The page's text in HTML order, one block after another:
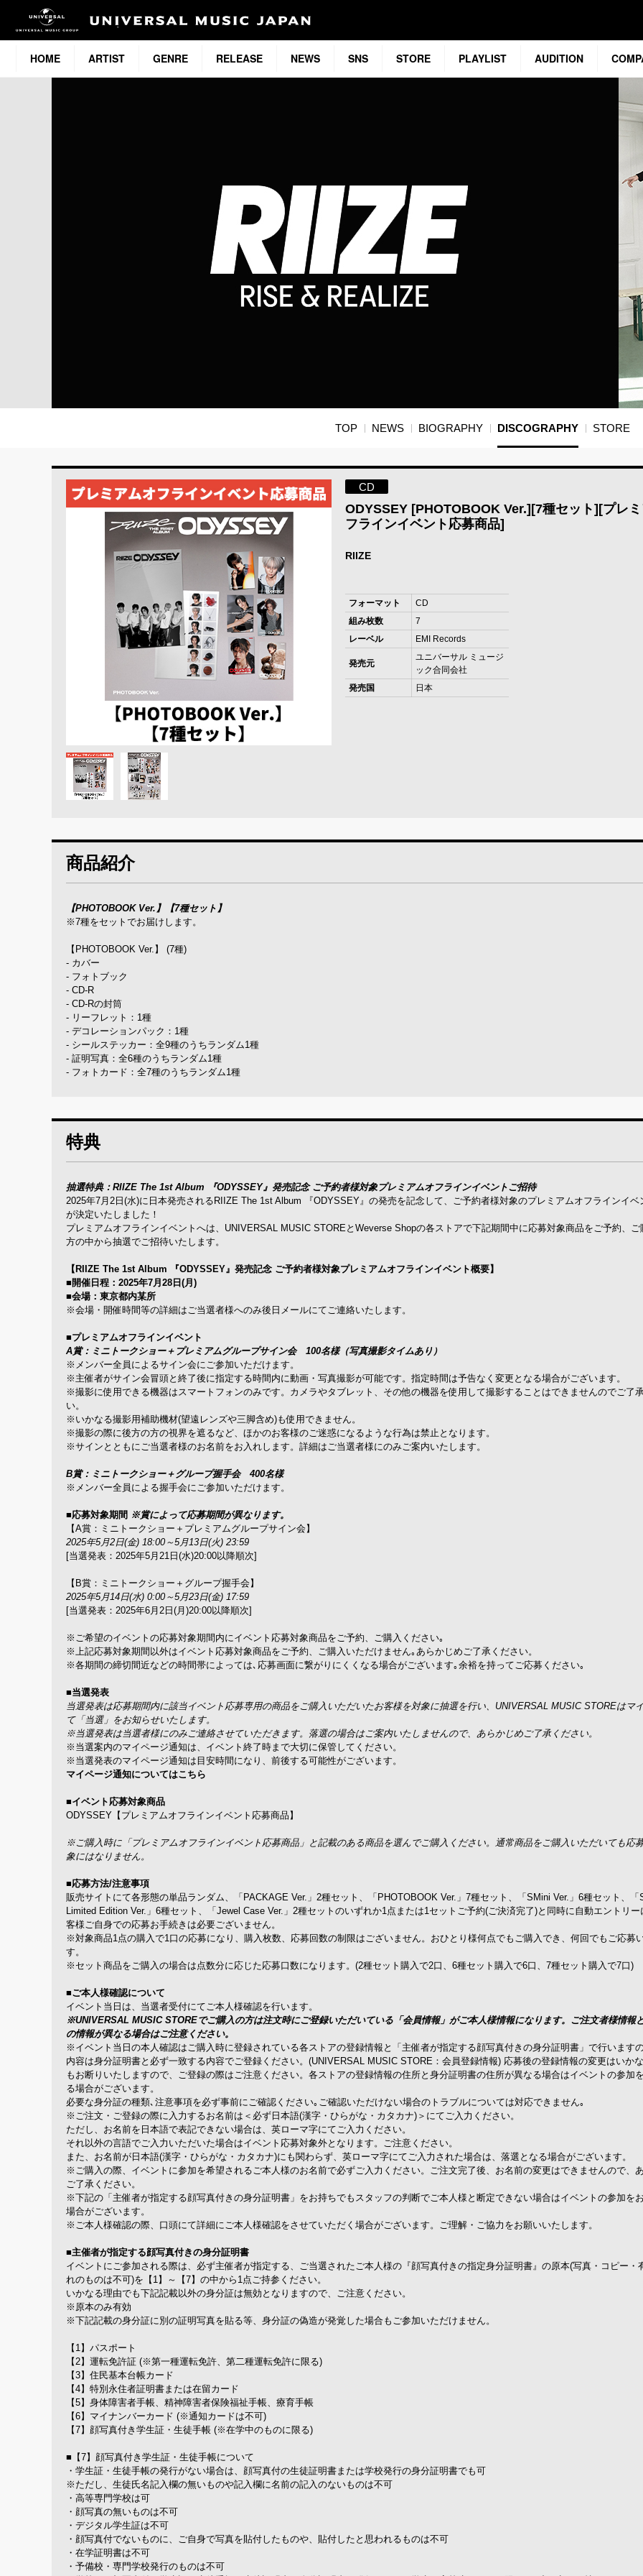
HOME ARTIST GENRE RELEASE NEWS SNS STORE PLAYLIST AUDITION
TOP NEWS BIOGRAPHY DISCOGRAPHY STORE
CD
ODYSSEY [PHOTOBOOK Ver.][7種セット][プレ
フラインイベント応募商品]
RIIZE
フォーマット
CD
組み枚数
7
レーベル
EMI Records
発売元
ユニバーサル ミュージ
ック合同会社
発売国
日本
商品紹介
【PHOTOBOOK Ver.】【7種セット】
※7種をセットでお届けします。
【PHOTOBOOK Ver.】 (7種)
- カバー
- フォトブック
- CD-R
- CD-Rの封筒
- リーフレット：1種
- デコレーションパック：1種
- シールステッカー：全9種のうちランダム1種
- 証明写真：全6種のうちランダム1種
- フォトカード：全7種のうちランダム1種
特典
抽選特典：RIIZE The 1st Album 『ODYSSEY』発売記念 ご予約者様対象プレミアムオフラインイベントご招待
2025年7月2日(水)に日本発売されるRIIZE The 1st Album 『ODYSSEY』の発売を記念して、ご予約者様対象のプレミアムオフラインイベ
が決定いたしました！
プレミアムオフラインイベントへは、UNIVERSAL MUSIC STOREとWeverse Shopの各ストアで下記期間中に応募対象商品をご予約、ご
方の中から抽選でご招待いたします。
【RIIZE The 1st Album 『ODYSSEY』発売記念 ご予約者様対象プレミアムオフラインイベント概要】
■開催日程：2025年7月28日(月)
■会場：東京都内某所
※会場・開催時間等の詳細はご当選者様へのみ後日メールにてご連絡いたします。
■プレミアムオフラインイベント
A賞：ミニトークショー＋プレミアムグループサイン会 100名様（写真撮影タイムあり）
※メンバー全員によるサイン会にご参加いただけます。
※主催者がサイン会冒頭と終了後に指定する時間内に動画・写真撮影が可能です。指定時間は予告なく変更となる場合がございます。
※撮影に使用できる機器はスマートフォンのみです。カメラやタブレット、その他の機器を使用して撮影することはできませんのでご了
い。
※いかなる撮影用補助機材(望遠レンズや三脚含め)も使用できません。
※撮影の際に後方の方の視界を遮るなど、ほかのお客様のご迷惑になるような行為は禁止となります。
※サインとともにご当選者様のお名前をお入れします。詳細はご当選者様にのみご案内いたします。
B賞：ミニトークショー＋グループ握手会 400名様
※メンバー全員による握手会にご参加いただけます。
■応募対象期間 ※賞によって応募期間が異なります。
【A賞：ミニトークショー＋プレミアムグループサイン会】
2025年5月2日(金) 18:00～5月13日(火) 23:59
[当選発表：2025年5月21日(水)20:00以降順次]
【B賞：ミニトークショー＋グループ握手会】
2025年5月14日(水) 0:00～5月23日(金) 17:59
[当選発表：2025年6月2日(月)20:00以降順次]
※ご希望のイベントの応募対象期間内にイベント応募対象商品をご予約、ご購入ください｡
※上記応募対象期間以外はイベント応募対象商品をご予約、ご購入いただけません｡あらかじめご了承ください。
※各期間の締切間近などの時間帯によっては､応募画面に繋がりにくくなる場合がございます｡余裕を持ってご応募ください｡
■当選発表
当選発表は応募期間内に該当イベント応募専用の商品をご購入いただいたお客様を対象に抽選を行い、UNIVERSAL MUSIC STOREはマ
て「当選」をお知らせいたします。
※当選発表は当選者様にのみご連絡させていただきます。落選の場合はご案内いたしませんので、あらかじめご了承ください。
※当選案内のマイページ通知は、イベント終了時まで大切に保管してください。
※当選発表のマイページ通知は目安時間になり、前後する可能性がございます。
マイページ通知についてはこちら
■イベント応募対象商品
ODYSSEY【プレミアムオフラインイベント応募商品】
※ご購入時に「プレミアムオフラインイベント応募商品」と記載のある商品を選んでご購入ください。通常商品をご購入いただいても応
象にはなりません。
■応募方法/注意事項
販売サイトにて各形態の単品ランダム、「PACKAGE Ver.」2種セット、「PHOTOBOOK Ver.」7種セット、「SMini Ver.」6種セット、「
Limited Edition Ver.」6種セット、「Jewel Case Ver.」2種セットのいずれか1点または1セットご予約(ご決済完了)と同時に自動エントリ
客様ご自身での応募お手続きは必要ございません。
※対象商品1点の購入で1口の応募になり、購入枚数、応募回数の制限はございません。おひとり様何点でもご購入でき、何回でもご応募
す。
※セット商品をご購入の場合は点数分に応じた応募口数になります。(2種セット購入で2口、6種セット購入で6口、7種セット購入で7口)
■ご本人様確認について
イベント当日は、当選者受付にてご本人様確認を行います。
※UNIVERSAL MUSIC STOREでご購入の方は注文時にご登録いただいている「会員情報」がご本人様情報になります。ご注文者様情報
の情報が異なる場合はご注意ください。
※イベント当日の本人確認はご購入時に登録されている各ストアの登録情報と「主催者が指定する顔写真付きの身分証明書」で行います
内容は身分証明書と必ず一致する内容でご登録ください。(UNIVERSAL MUSIC STORE：会員登録情報) 応募後の登録情報の変更はいか
もお断りいたしますので、ご登録の際はご注意ください。各ストアの登録情報の住所と身分証明書の住所が異なる場合はイベントの参加
る場合がございます。
必要な身分証の種類､注意事項を必ず事前にご確認ください｡ご確認いただけない場合のトラブルについては対応できません｡
※ご注文・ご登録の際に入力するお名前は＜必ず日本語(漢字・ひらがな・カタカナ)＞にてご入力ください。
ただし、お名前を日本語で表記できない場合は、英ローマ字にてご入力ください。
それ以外の言語でご入力いただいた場合はイベント応募対象外となります。ご注意ください。
また、お名前が日本語(漢字・ひらがな・カタカナ)にも関わらず、英ローマ字にてご入力された場合は、落選となる場合がございます。
※ご購入の際、イベントに参加を希望されるご本人様のお名前で必ずご入力ください。ご注文完了後、お名前の変更はできませんので、
ご了承ください。
※下記の「主催者が指定する顔写真付きの身分証明書」をお持ちでもスタッフの判断でご本人様と断定できない場合はイベントの参加を
場合がございます。
※ご本人様確認の際、口頭にて詳細にご本人様確認をさせていただく場合がございます。ご理解・ご協力をお願いいたします。
■主催者が指定する顔写真付きの身分証明書
イベントにご参加される際は、必ず主催者が指定する、ご当選されたご本人様の『顔写真付きの指定身分証明書』の原本(写真・コピー・
れのものは不可)を【1】～【7】の中から1点ご持参ください。
いかなる理由でも下記記載以外の身分証は無効となりますので、ご注意ください。
※原本のみ有効
※下記記載の身分証に別の証明写真を貼る等、身分証の偽造が発覚した場合もご参加いただけません。
【1】パスポート
【2】運転免許証 (※第一種運転免許、第二種運転免許に限る)
【3】住民基本台帳カード
【4】特別永住者証明書または在留カード
【5】身体障害者手帳、精神障害者保険福祉手帳、療育手帳
【6】マイナンバーカード (※通知カードは不可)
【7】顔写真付き学生証・生徒手帳 (※在学中のものに限る)
■【7】顔写真付き学生証・生徒手帳について
・学生証・生徒手帳の発行がない場合は、顔写真付の生徒証明書または学校発行の身分証明書でも可
※ただし、生徒氏名記入欄の無いものや記入欄に名前の記入のないものは不可
・高等専門学校は可
・顔写真の無いものは不可
・デジタル学生証は不可
・顔写真付でないものに、ご自身で写真を貼付したものや、貼付したと思われるものは不可
・在学証明書は不可
・予備校・専門学校発行のものは不可